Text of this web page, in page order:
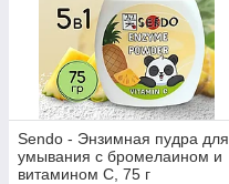
Sendo - Энзимная пудра для
умывания с бромелаином и
витамином С, 75 г